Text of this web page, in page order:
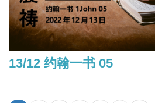
13/12 约翰一书 05